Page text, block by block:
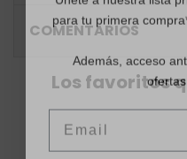
COMENTARIOS
Los favoritos
para tu primera